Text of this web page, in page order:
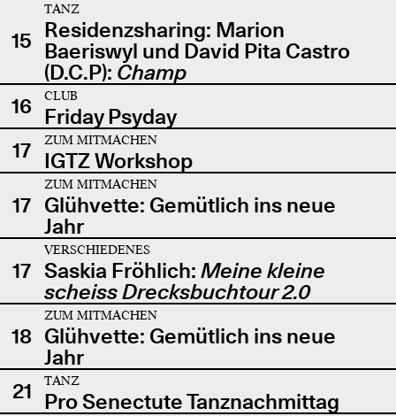
15
TANZ
Residenzsharing: Marion
Baeriswyl und David Pita Castro
(D.C.P): Champ
16
CLUB
Friday Psyday
17
ZUM MITMACHEN
IGTZ Workshop
17
ZUM MITMACHEN
Glühvette: Gemütlich ins neue
Jahr
17
VERSCHIEDENES
Saskia Fröhlich: Meine kleine
scheiss Drecksbuchtour 2.0
18
ZUM MITMACHEN
Glühvette: Gemütlich ins neue
Jahr
21
TANZ
Pro Senectute Tanznachmittag